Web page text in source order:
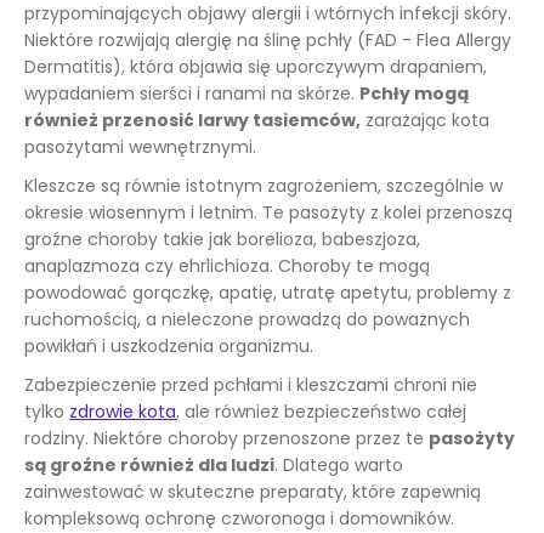
przypominających objawy alergii i wtórnych infekcji skóry.
Niektóre rozwijają alergię na ślinę pchły (FAD - Flea Allergy
Dermatitis), która objawia się uporczywym drapaniem,
wypadaniem sierści i ranami na skórze. Pchły mogą
również przenosić larwy tasiemców, zarażając kota
pasożytami wewnętrznymi.
Kleszcze są równie istotnym zagrożeniem, szczególnie w
okresie wiosennym i letnim. Te pasożyty z kolei przenoszą
groźne choroby takie jak borelioza, babeszjoza,
anaplazmoza czy ehrlichioza. Choroby te mogą
powodować gorączkę, apatię, utratę apetytu, problemy z
ruchomością, a nieleczone prowadzą do poważnych
powikłań i uszkodzenia organizmu.
Zabezpieczenie przed pchłami i kleszczami chroni nie
tylko zdrowie kota, ale również bezpieczeństwo całej
rodziny. Niektóre choroby przenoszone przez te pasożyty
są groźne również dla ludzi. Dlatego warto
zainwestować w skuteczne preparaty, które zapewnią
kompleksową ochronę czworonoga i domowników.